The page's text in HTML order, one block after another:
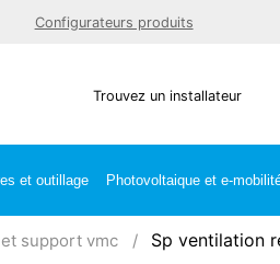
Configurateurs produits
Trouvez un installateur
et outillage Photovoltaique et e-
support vmc Sp ventilation